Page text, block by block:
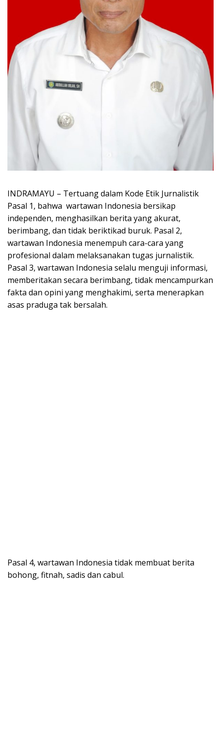
INDRAMAYU – Tertuang dalam Kode Etik Jurnalistik
Pasal 1, bahwa wartawan Indonesia bersikap
independen, menghasilkan berita yang akurat,
berimbang, dan tidak beriktikad buruk. Pasal 2,
wartawan Indonesia menempuh cara-cara yang
profesional dalam melaksanakan tugas jurnalistik.
Pasal 3, wartawan Indonesia selalu menguji informasi,
memberitakan secara berimbang, tidak mencampurkan
fakta dan opini yang menghakimi, serta menerapkan
asas praduga tak bersalah.
Pasal 4, wartawan Indonesia tidak membuat berita
bohong, fitnah, sadis dan cabul.